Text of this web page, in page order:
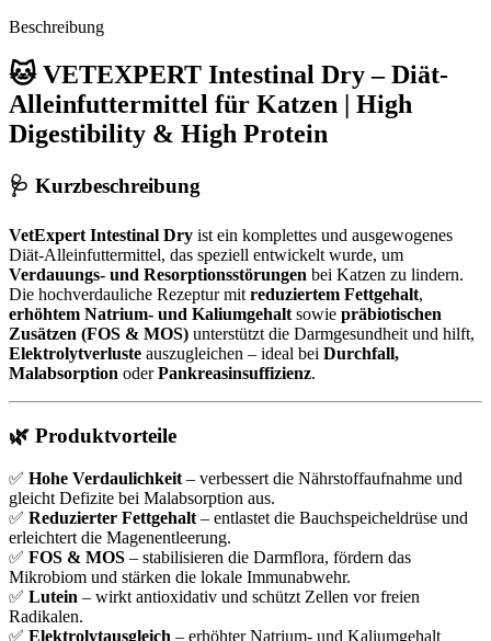
Beschreibung
🐱VETEXPERT Intestinal Dry – Diät-
Alleinfuttermittel für Katzen | High
Digestibility & High Protein
🩺 Kurzbeschreibung
VetExpert Intestinal Dry ist ein komplettes und ausgewogenes
Diät-Alleinfuttermittel, das speziell entwickelt wurde, um
Verdauungs- und Resorptionsstörungen bei Katzen zu lindern.
Die hochverdauliche Rezeptur mitreduziertem Fettgehalt,
erhöhtem Natrium- und Kaliumgehaltsowie präbiotischen
Zusätzen (FOS & MOS) unterstützt die Darmgesundheit und hilft,
Elektrolytverluste auszugleichen – ideal bei Durchfall,
Malabsorption oderPankreasinsuffizienz.
🌿 Produktvorteile
✅ Hohe Verdaulichkeit – verbessert die Nährstoffaufnahme und
gleicht Defizite bei Malabsorption aus.
✅ Reduzierter Fettgehalt – entlastet die Bauchspeicheldrüse und
erleichtert die Magenentleerung.
✅ FOS & MOS – stabilisieren die Darmflora, fördern das
Mikrobiom und stärken die lokale Immunabwehr.
✅ Lutein – wirkt antioxidativ und schützt Zellen vor freien
Radikalen.
✅ Elektrolytausgleich – erhöhter Natrium- und Kaliumgehalt